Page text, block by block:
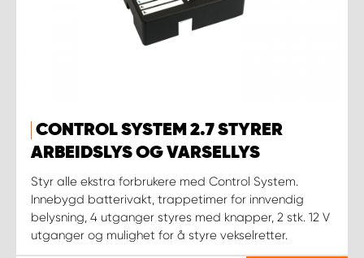
CONTROL SYSTEM 2.7 STYRER
ARBEIDSLYS OG VARSELLYS
Styr alle ekstra forbrukere med Control System.
Innebygd batterivakt, trappetimer for innvendig
belysning, 4 utganger styres med knapper, 2 stk. 12 V
utganger og mulighet for å styre vekselretter.